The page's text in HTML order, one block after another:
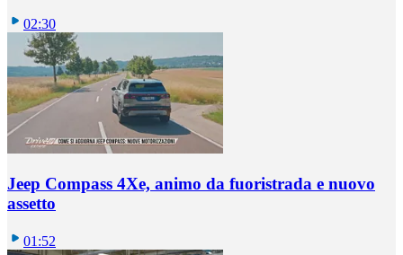
02:30
Jeep Compass 4Xe, animo da fuoristrada e nuovo
assetto
01:52